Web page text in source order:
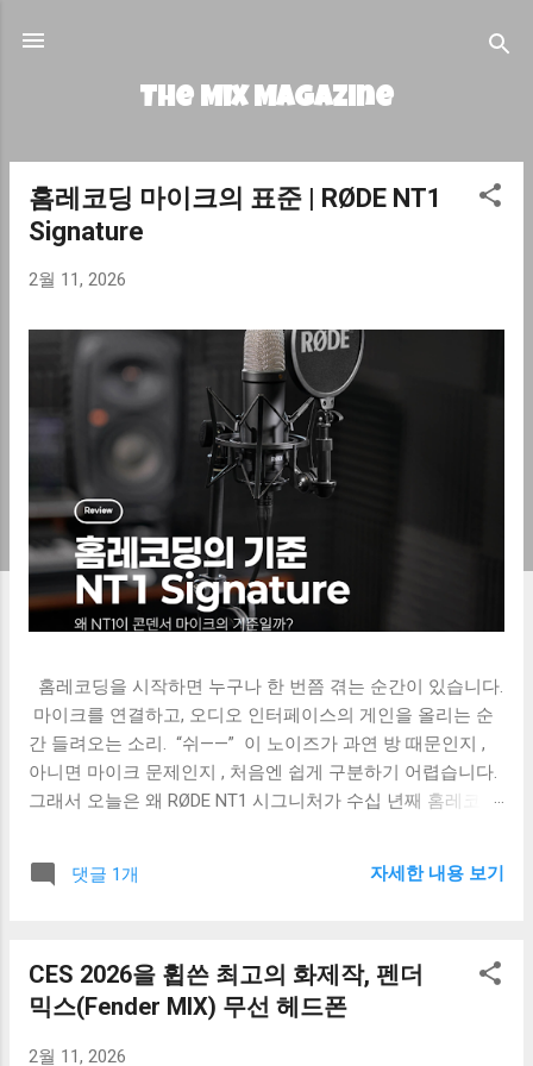
The MIX Magazine
글홈레코딩 마이크의 표준 | RØDE NT1
Signature
2월 11, 2026
홈레코딩을 시작하면 누구나 한 번쯤 겪는 순간이 있습니다.
​ 마이크를 연결하고, 오디오 인터페이스의 게인을 올리는 순
간 들려오는 소리. ​ “쉬——” ​ 이 노이즈가 과연 방 때문인지 ,
아니면 마이크 문제인지 , 처음엔 쉽게 구분하기 어렵습니다. ​
그래서 오늘은 왜 RØDE NT1 시그니처가 수십 년째 홈레코딩
다.
댓글 1개 자세한 내용 보기
CES 2026을 휩쓴 최고의 화제작, 펜더
믹스(Fender MIX) 무선 헤드폰
2월 11, 2026